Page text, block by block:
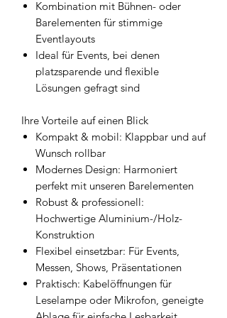
Kombination mit Bühnen- oder
Barelementen für stimmige
Eventlayouts
Ideal für Events, bei denen
platzsparende und flexible
Lösungen gefragt sind
Ihre Vorteile auf einen Blick
Kompakt & mobil: Klappbar und auf
Wunsch rollbar
Modernes Design: Harmoniert
perfekt mit unseren Barelementen
Robust & professionell:
Hochwertige Aluminium-/Holz-
Konstruktion
Flexibel einsetzbar: Für Events,
Messen, Shows, Präsentationen
Praktisch: Kabelöffnungen für
Leselampe oder Mikrofon, geneigte